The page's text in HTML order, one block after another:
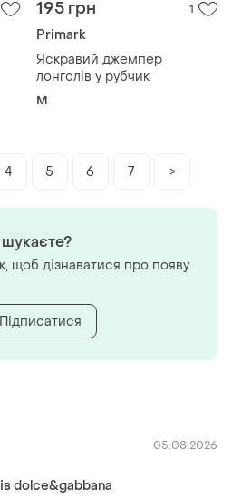
195 грн 1
Primark
Яскравий джемпер
лонгслів у рубчик
M
4 5 6 7 >
05.08.2026
dolce&gabbana
щоб дізнаватися про появу
Підписатися